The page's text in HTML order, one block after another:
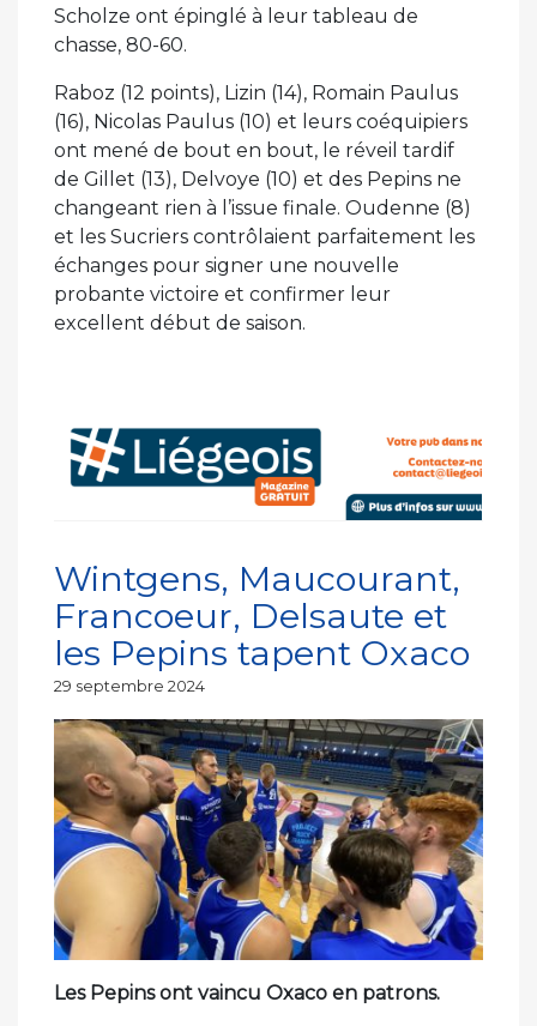
Scholze ont épinglé à leur tableau de
chasse, 80-60.
Raboz (12 points), Lizin (14), Romain Paulus
(16), Nicolas Paulus (10) et leurs coéquipiers
ont mené de bout en bout, le réveil tardif
de Gillet (13), Delvoye (10) et des Pepins ne
changeant rien à l’issue finale. Oudenne (8)
et les Sucriers contrôlaient parfaitement les
échanges pour signer une nouvelle
probante victoire et confirmer leur
excellent début de saison.
Wintgens, Maucourant,
Francoeur, Delsaute et
les Pepins tapent Oxaco
Publié
29 septembre 2024
Les Pepins ont vaincu Oxaco en patrons.